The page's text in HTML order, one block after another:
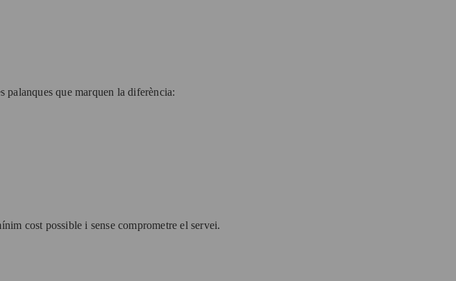
palanques que marquen la diferència:
cost possible i sense comprometre el servei.